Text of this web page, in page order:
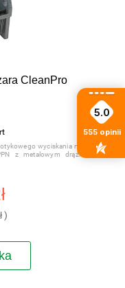
CleanPro
wyciskania mopów.
z metalowym drążkiem i
)
5.0
555 opinii